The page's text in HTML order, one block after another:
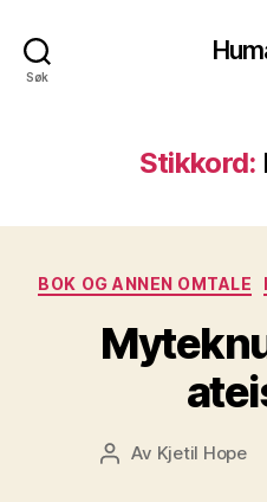
Søk
Stikkord:
BOK OG ANNEN OMTALE
Innleggsforfatter
Av Kjetil Hope